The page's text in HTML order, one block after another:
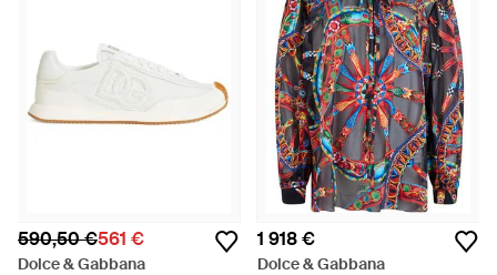
590,50 €561 €
Dolce & Gabbana
1 918 €
Dolce & Gabbana